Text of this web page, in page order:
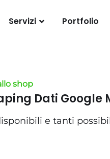
Servizi Portfolio
shop
Dati Google
e tanti